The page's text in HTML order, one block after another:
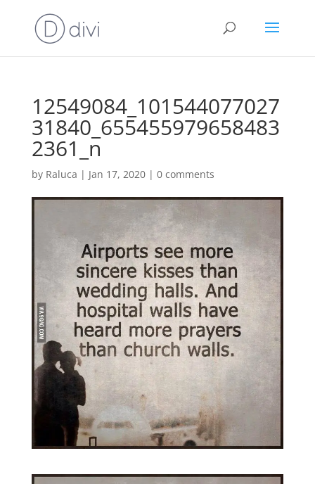
12549084_101544077027
31840_655455979658483
2361_n
by Raluca | Jan 17, 2020| 0 comments